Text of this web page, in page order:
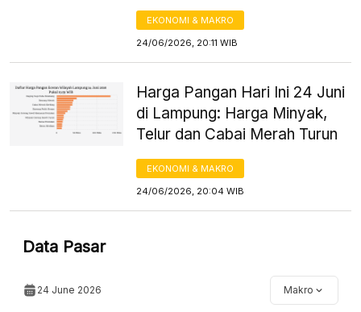
EKONOMI & MAKRO
24/06/2026, 20:11 WIB
Harga Pangan Hari Ini 24 Juni
di Lampung: Harga Minyak,
Telur dan Cabai Merah Turun
EKONOMI & MAKRO
24/06/2026, 20:04 WIB
Data Pasar
24 June 2026 Makro